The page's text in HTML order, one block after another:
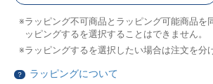
ラッピング不可商品とラッピング可能商品を
ッピングするを選択することはできません。
ラッピングするを選択したい場合は注文を分
？ ラッピングについて